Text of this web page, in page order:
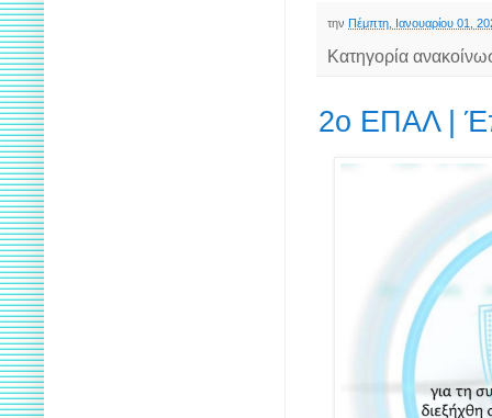
την Πέμπτη, Ιανουαρίου 01,
Κατηγορία
2ο ΕΠΑΛ |